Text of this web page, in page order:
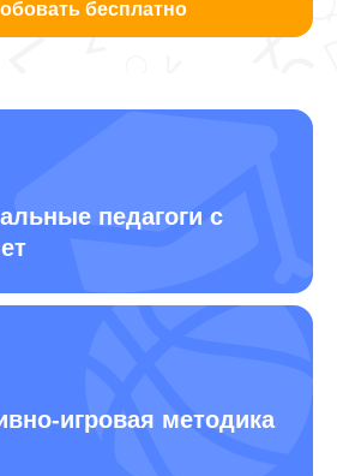
бесплатно
педагоги с
игровая методика